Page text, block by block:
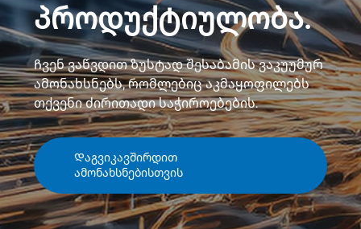
პროდუქტიულობა.
Ჩვენ ვაწვდით ზუსტად შესაბამის ვაკუუმურ
ამონახსნებს, რომლებიც აკმაყოფილებს
თქვენი ძირითადი საჭიროებების.
Დაგვიკავშირდით
ამონახსნებისთვის